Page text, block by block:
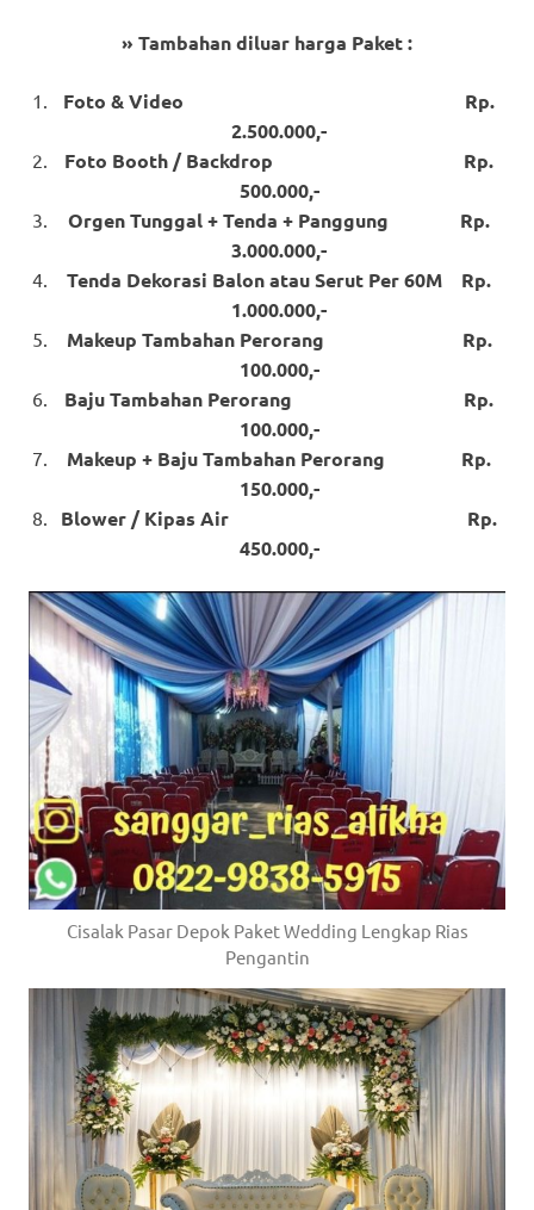
» Tambahan diluar harga Paket :
Foto & Video Rp.
2.500.000,-
Foto Booth / Backdrop Rp.
500.000,-
Orgen Tunggal + Tenda + Panggung Rp.
3.000.000,-
Tenda Dekorasi Balon atau Serut Per 60M Rp.
1.000.000,-
Makeup Tambahan Perorang Rp.
100.000,-
Baju Tambahan Perorang Rp.
100.000,-
Makeup + Baju Tambahan Perorang Rp.
150.000,-
Blower / Kipas Air Rp.
450.000,-
Cisalak Pasar Depok Paket Wedding Lengkap Rias
Pengantin